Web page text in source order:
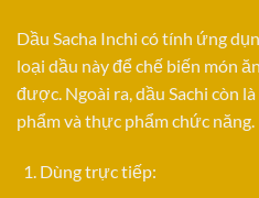
Dầu Sacha Inchi có tính ứng
loại dầu này để chế biến món
được. Ngoài ra, dầu Sachi còn
phẩm và thực phẩm chức năng.
Dùng trực tiếp: